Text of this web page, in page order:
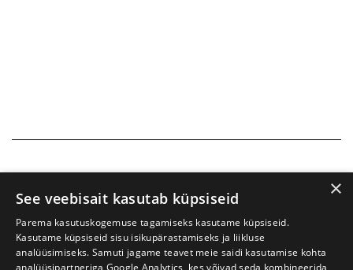
×
See veebisait kasutab küpsiseid
Parema kasutuskogemuse tagamiseks kasutame küpsiseid.
Kasutame küpsiseid sisu isikupärastamiseks ja liikluse
analüüsimiseks. Samuti jagame teavet meie saidi kasutamise kohta
analüüsipartneriga Google Analytics, kes võivad seda kombineerida